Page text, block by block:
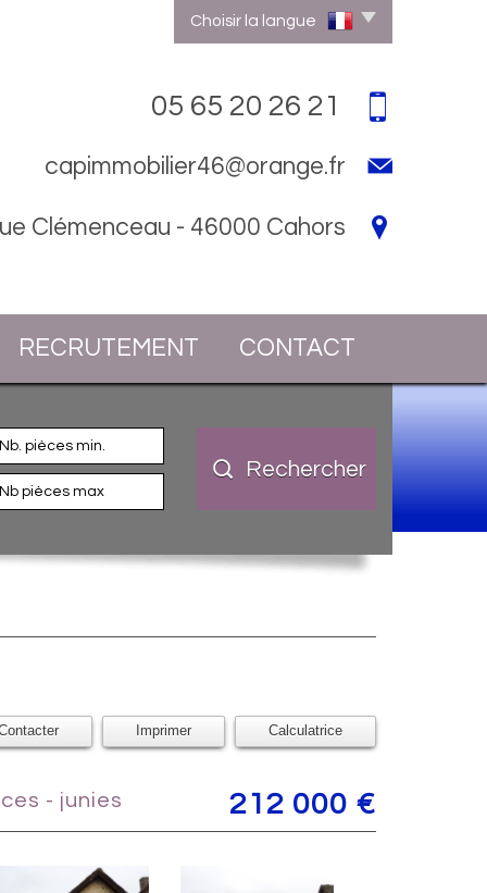
Choisir la langue
05 65 20 26 21
capimmobilier46@orange.fr
Clémenceau - 46000 Cahors
RECRUTEMENT CONTACT
Rechercher
Imprimer Calculatrice
- junies 212 000 €